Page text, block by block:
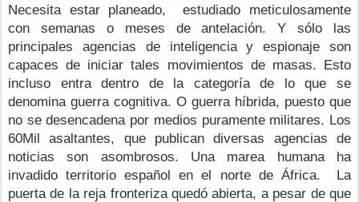
Necesita estar planeado,  estudiado meticulosamente
con semanas o meses de antelación. Y sólo las
principales agencias de inteligencia y espionaje son
capaces de iniciar tales movimientos de masas. Esto
incluso entra dentro de la categoría de lo que se
denomina guerra cognitiva. O guerra híbrida, puesto que
no se desencadena por medios puramente militares. Los
60Mil asaltantes, que publican diversas agencias de
noticias son asombrosos. Una marea humana ha
invadido territorio español en el norte de África.  La
puerta de la reja fronteriza quedó abierta, a pesar de que